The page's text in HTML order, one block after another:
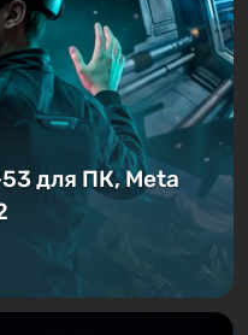
для ПК, Meta